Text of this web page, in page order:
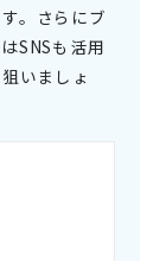
。さらにブ
SNSも活用
いましょ